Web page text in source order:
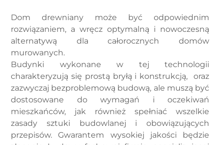
Dom drewniany może być odpowiednim
rozwiązaniem, a wręcz optymalną i nowoczesną
alternatywą dla całorocznych domów
murowanych.
Budynki wykonane w tej technologii
charakteryzują się prostą bryłą i konstrukcją, oraz
zazwyczaj bezproblemową budową, ale muszą być
dostosowane do wymagań i oczekiwań
mieszkańców, jak również spełniać wszelkie
zasady sztuki budowlanej i obowiązujących
przepisów. Gwarantem wysokiej jakości będzie